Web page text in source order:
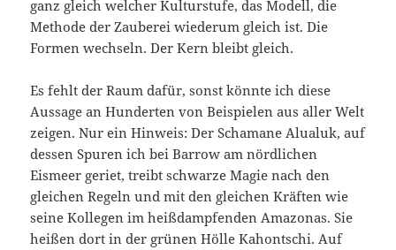
ganz gleich welcher Kulturstufe, das Modell, die
Methode der Zauberei wiederum gleich ist. Die
Formen wechseln. Der Kern bleibt gleich.
Es fehlt der Raum dafür, sonst könnte ich diese
Aussage an Hunderten von Beispielen aus aller Welt
zeigen. Nur ein Hinweis: Der Schamane Alualuk, auf
dessen Spuren ich bei Barrow am nördlichen
Eismeer geriet, treibt schwarze Magie nach den
gleichen Regeln und mit den gleichen Kräften wie
seine Kollegen im heißdampfenden Amazonas. Sie
heißen dort in der grünen Hölle Kahontschi. Auf